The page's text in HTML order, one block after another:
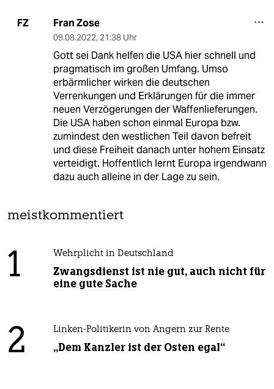
FZ Fran Zose
09.08.2022, 21:38 Uhr
Gott sei Dank helfen die USA hier schnell und
pragmatisch im großen Umfang. Umso
erbärmlicher wirken die deutschen
Verrenkungen und Erklärungen für die immer
neuen Verzögerungen der Waffenlieferungen.
Die USA haben schon einmal Europa bzw.
zumindest den westlichen Teil davon befreit
und diese Freiheit danach unter hohem Einsatz
verteidigt. Hoffentlich lernt Europa irgendwann
dazu auch alleine in der Lage zu sein.
meistkommentiert
1 Wehrplicht in Deutschland
Zwangsdienst ist nie gut, auch nicht für
eine gute Sache
2 Linken-Politikerin von Angern zur Rente
„Dem Kanzler ist der Osten egal“